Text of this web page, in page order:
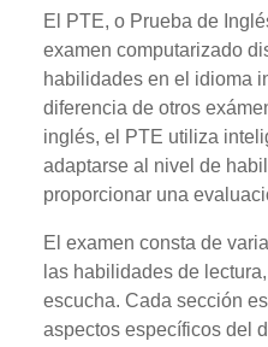
El PTE, o Prueba de
examen computarizado
habilidades en el idioma
diferencia de otros
inglés, el PTE utiliza
adaptarse al nivel de
proporcionar una
El examen consta de
las habilidades de
escucha. Cada sección
aspectos específicos del